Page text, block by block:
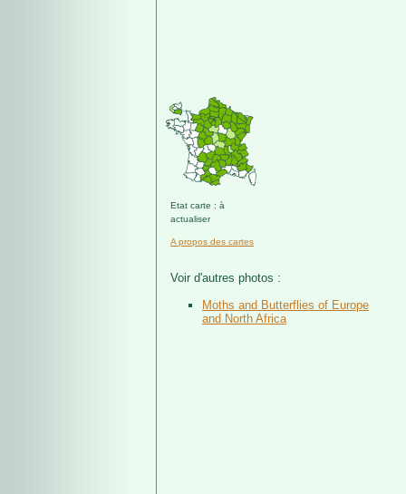
Etat carte : à
actualiser
A propos des cartes
Voir d'autres photos :
Moths and Butterflies of Europe
and North Africa